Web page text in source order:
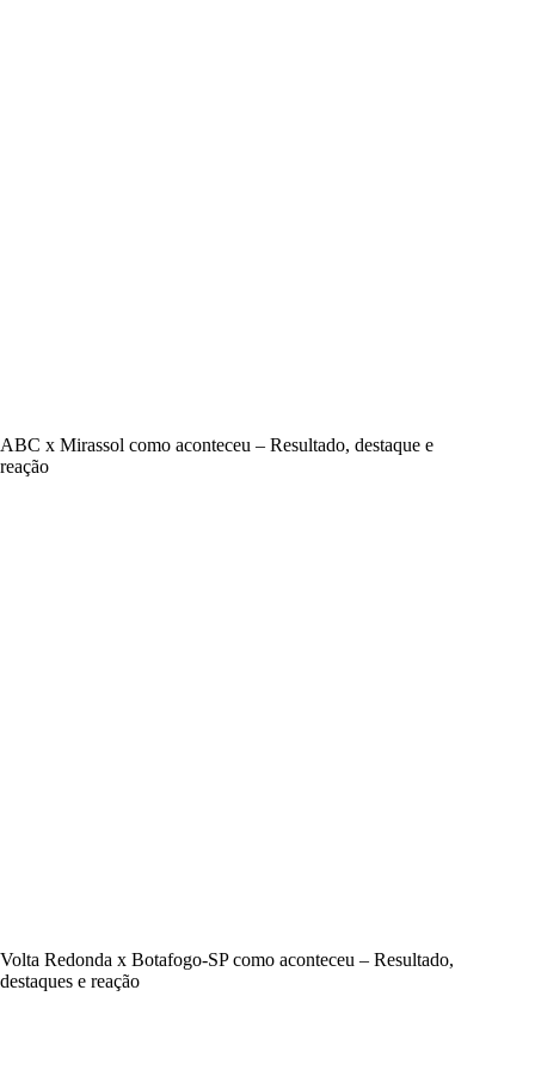
ABC x Mirassol como aconteceu – Resultado, destaque e
reação
Volta Redonda x Botafogo-SP como aconteceu – Resultado,
destaques e reação